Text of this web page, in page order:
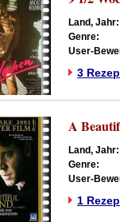
Land, Jahr:
Genre:
User-
3
A
Land, Jahr:
Genre:
User-
1